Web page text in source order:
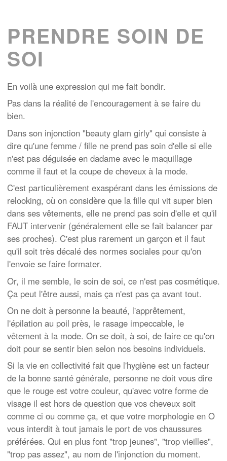
PRENDRE SOIN DE
SOI
En voilà une expression qui me fait bondir.
Pas dans la réalité de l'encouragement à se faire du
bien.
Dans son injonction "beauty glam girly" qui consiste à
dire qu'une femme / fille ne prend pas soin d'elle si elle
n'est pas déguisée en dadame avec le maquillage
comme il faut et la coupe de cheveux à la mode.
C'est particulièrement exaspérant dans les émissions de
relooking, où on considère que la fille qui vit super bien
dans ses vêtements, elle ne prend pas soin d'elle et qu'il
FAUT intervenir (généralement elle se fait balancer par
ses proches). C'est plus rarement un garçon et il faut
qu'il soit très décalé des normes sociales pour qu'on
l'envoie se faire formater.
Or, il me semble, le soin de soi, ce n'est pas cosmétique.
Ça peut l'être aussi, mais ça n'est pas ça avant tout.
On ne doit à personne la beauté, l'apprêtement,
l'épilation au poil près, le rasage impeccable, le
vêtement à la mode. On se doit, à soi, de faire ce qu'on
doit pour se sentir bien selon nos besoins individuels.
Si la vie en collectivité fait que l'hygiène est un facteur
de la bonne santé générale, personne ne doit vous dire
que le rouge est votre couleur, qu'avec votre forme de
visage il est hors de question que vos cheveux soit
comme ci ou comme ça, et que votre morphologie en O
vous interdit à tout jamais le port de vos chaussures
préférées. Qui en plus font "trop jeunes", "trop vieilles",
"trop pas assez", au nom de l'injonction du moment.